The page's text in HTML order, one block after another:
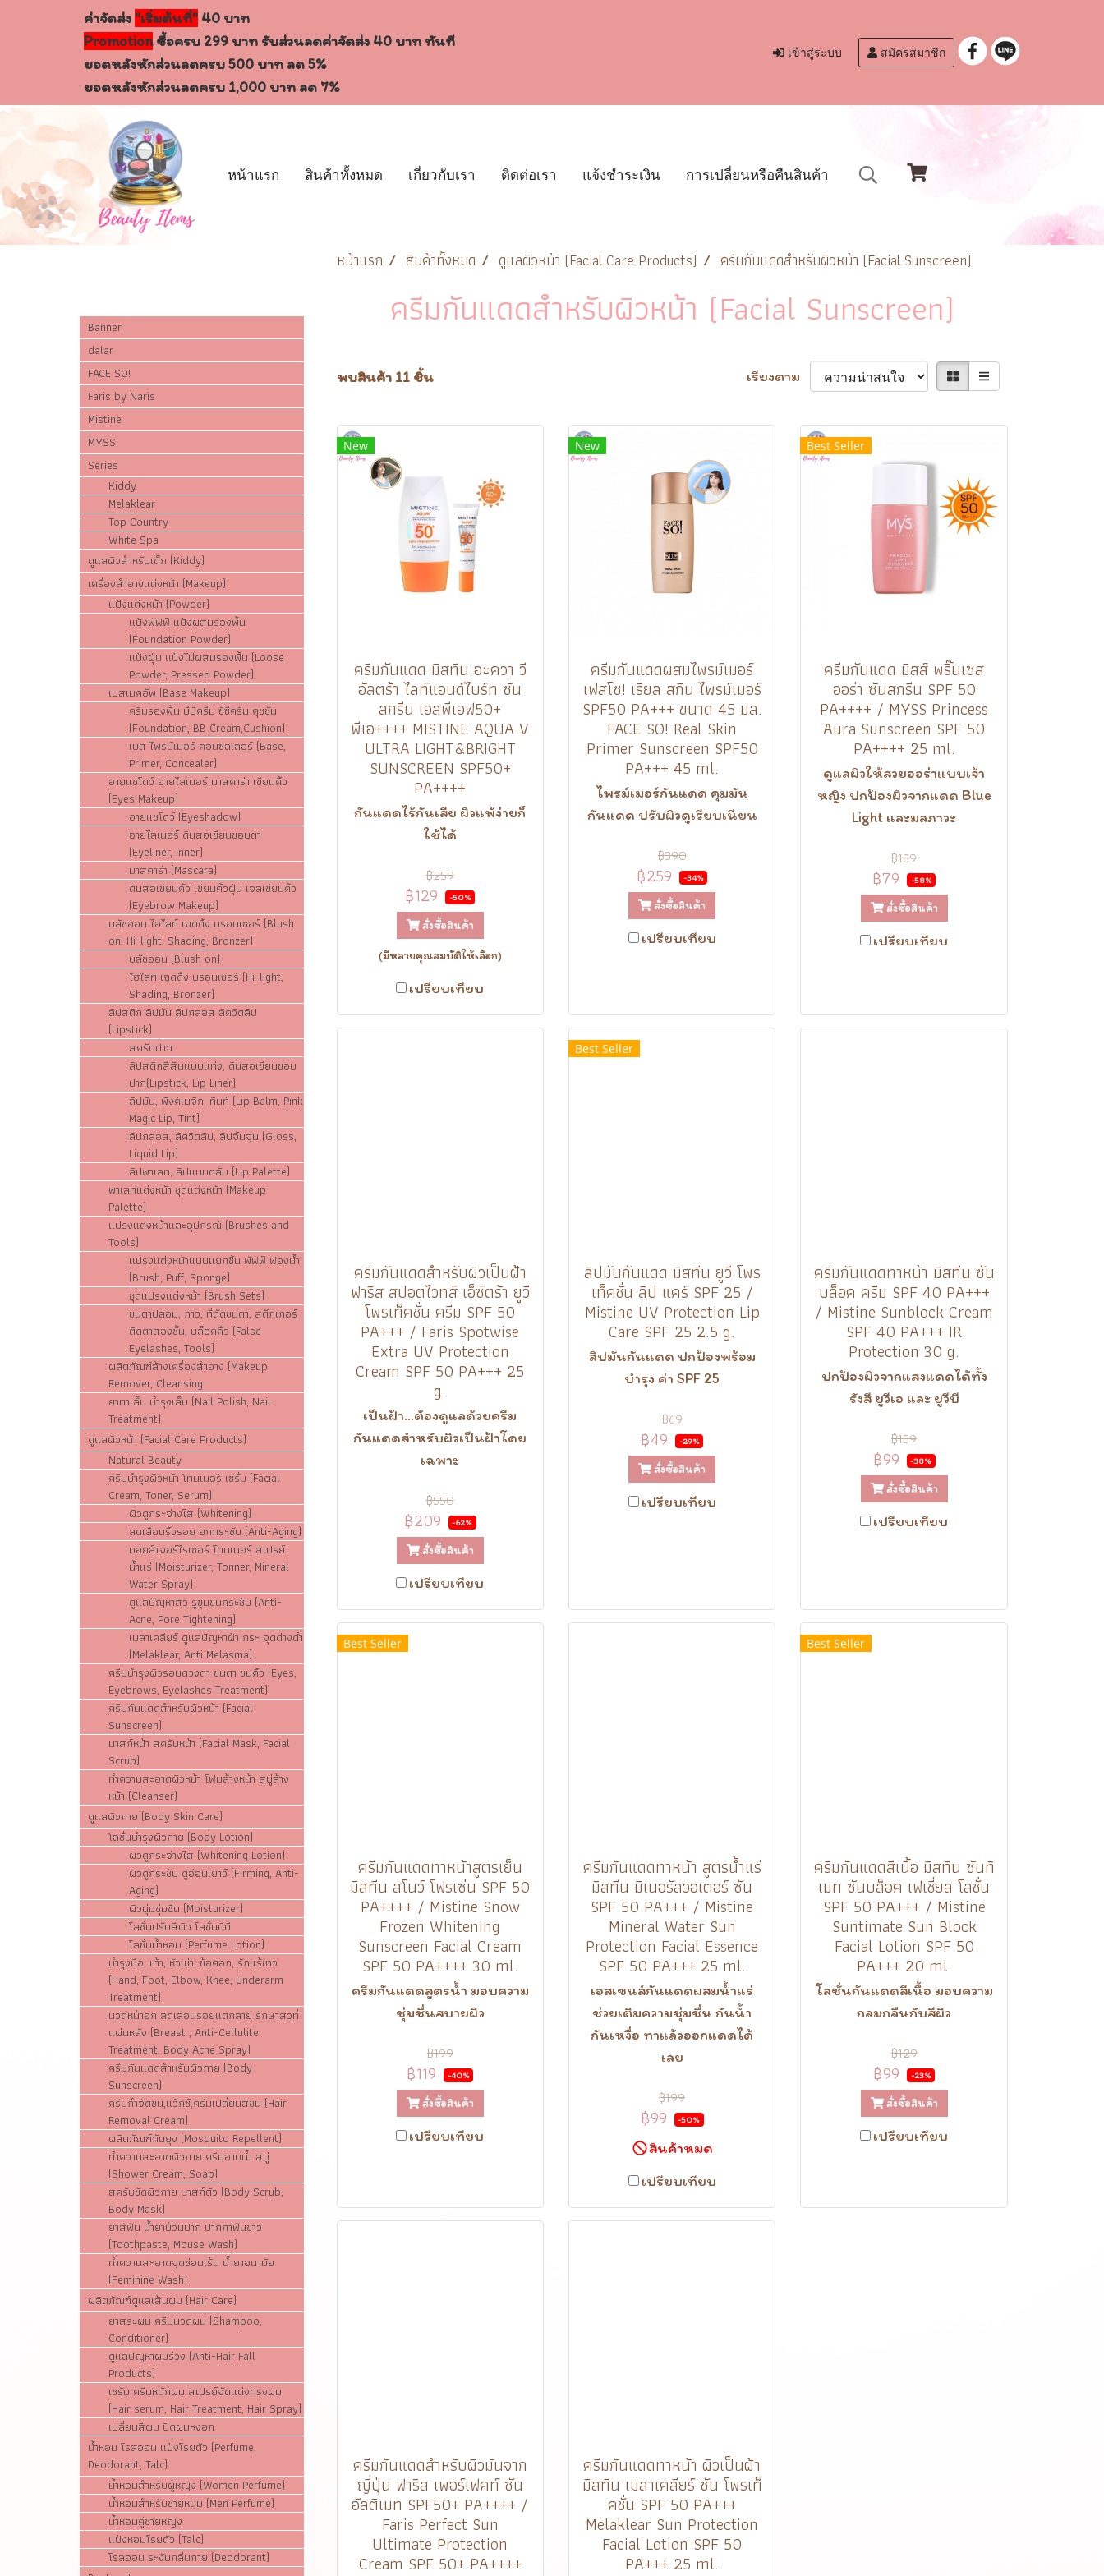
ค่าจัดส่ง "เริ่มต้นที่" 40 บาท
Promotionซื้อครบ 299 บาท รับส่วนลดค่าจัดส่ง 40 บาท ทันที
ยอดหลังหักส่วนลดครบ 500 บาท ลด 5%
ยอดหลังหักส่วนลดครบ 1,000 บาท ลด 7%
เข้าสู่ระบบ สมัครสมาชิก
หน้าแรก สินค้าทั้งหมด เกี่ยวกับเรา ติดต่อเรา แจ้งชำระเงิน การเปลี่ยนหรือคืนสินค้า
หน้าแรก สินค้าทั้งหมด ดูแลผิวหน้า (Facial Care Products) ครีมกันแดดสำหรับผิวหน้า (Facial Sunscreen)
ครีมกันแดดสำหรับผิวหน้า (Facial Sunscreen)
พบสินค้า 11 ชิ้น เรียงตาม
New
ครีมกันแดด มิสทีน อะควา วี
อัลตร้า ไลท์แอนด์ไบร์ท ซัน
สกรีน เอสพีเอฟ50+
พีเอ++++ MISTINE AQUA V
ULTRA LIGHT&BRIGHT
SUNSCREEN SPF50+
PA++++
กันแดดไร้กันเสีย ผิวแพ้ง่ายก็
ใช้ได้
฿259
฿129 -50%
สั่งซื้อสินค้า
(มีหลายคุณสมบัติให้เลือก)
เปรียบเทียบ
New
ครีมกันแดดผสมไพรม์เมอร์
เฟสโซ! เรียล สกิน ไพรม์เมอร์
SPF50 PA+++ ขนาด 45 มล.
FACE SO! Real Skin
Primer Sunscreen SPF50
PA+++ 45 ml.
ไพรม์เมอร์กันแดด คุมมัน
กันแดด ปรับผิวดูเรียบเนียน
฿390
฿259 -34%
สั่งซื้อสินค้า
เปรียบเทียบ
Best Seller
ครีมกันแดด มิสส์ พริ๊นเซส
ออร่า ซันสกรีน SPF 50
PA++++ / MYSS Princess
Aura Sunscreen SPF 50
PA++++ 25 ml.
ดูแลผิวให้สวยออร่าแบบเจ้า
หญิง ปกป้องผิวจากแดด Blue
Light และมลภาวะ
฿189
฿79 -58%
สั่งซื้อสินค้า
เปรียบเทียบ
ครีมกันแดดสำหรับผิวเป็นฝ้า
ฟาริส สปอตไวทส์ เอ็ซ์ตร้า ยูวี
โพรเท็คชั่น ครีม SPF 50
PA+++ / Faris Spotwise
Extra UV Protection
Cream SPF 50 PA+++ 25
g.
เป็นฝ้า...ต้องดูแลด้วยครีม
กันแดดสำหรับผิวเป็นฝ้าโดย
เฉพาะ
฿550
฿209 -62%
สั่งซื้อสินค้า
เปรียบเทียบ
Best Seller
ลิปมันกันแดด มิสทีน ยูวี โพร
เท็คชั่น ลิป แคร์ SPF 25 /
Mistine UV Protection Lip
Care SPF 25 2.5 g.
ลิปมันกันแดด ปกป้องพร้อม
บำรุง ค่า SPF 25
฿69
฿49 -29%
สั่งซื้อสินค้า
เปรียบเทียบ
ครีมกันแดดทาหน้า มิสทีน ซัน
บล็อค ครีม SPF 40 PA+++
/ Mistine Sunblock Cream
SPF 40 PA+++ IR
Protection 30 g.
ปกป้องผิวจากแสงแดดได้ทั้ง
รังสี ยูวีเอ และ ยูวีบี
฿159
฿99 -38%
สั่งซื้อสินค้า
เปรียบเทียบ
Best Seller
ครีมกันแดดทาหน้าสูตรเย็น
มิสทีน สโนว์ โฟรเซ่น SPF 50
PA++++ / Mistine Snow
Frozen Whitening
Sunscreen Facial Cream
SPF 50 PA++++ 30 ml.
ครีมกันแดดสูตรน้ำ มอบความ
ชุ่มชื่นสบายผิว
฿199
฿119 -40%
สั่งซื้อสินค้า
เปรียบเทียบ
ครีมกันแดดทาหน้า สูตรน้ำแร่
มิสทีน มิเนอรัลวอเตอร์ ซัน
SPF 50 PA+++ / Mistine
Mineral Water Sun
Protection Facial Essence
SPF 50 PA+++ 25 ml.
เอสเซนส์กันแดดผสมน้ำแร่
ช่วยเติมความชุ่มชื่น กันน้ำ
กันเหงื่อ ทาแล้วออกแดดได้
เลย
฿199
฿99 -50%
สินค้าหมด
เปรียบเทียบ
Best Seller
ครีมกันแดดสีเนื้อ มิสทีน ซันทิ
เมท ซันบล็อค เฟเชี่ยล โลชั่น
SPF 50 PA+++ / Mistine
Suntimate Sun Block
Facial Lotion SPF 50
PA+++ 20 ml.
โลชั่นกันแดดสีเนื้อ มอบความ
กลมกลืนกับสีผิว
฿129
฿99 -23%
สั่งซื้อสินค้า
เปรียบเทียบ
ครีมกันแดดสำหรับผิวมันจาก
ญี่ปุ่น ฟาริส เพอร์เฟคท์ ซัน
อัลติเมท SPF50+ PA++++ /
Faris Perfect Sun
Ultimate Protection
Cream SPF 50+ PA++++
ครีมกันแดดทาหน้า ผิวเป็นฝ้า
มิสทีน เมลาเคลียร์ ซัน โพรเท็
คชั่น SPF 50 PA+++
Melaklear Sun Protection
Facial Lotion SPF 50
PA+++ 25 ml.
Banner
dalar
FACE SO!
Faris by Naris
Mistine
MYSS
Series
Kiddy
Melaklear
Top Country
White Spa
ดูแลผิวสำหรับเด็ก (Kiddy)
เครื่องสำอางแต่งหน้า (Makeup)
แป้งแต่งหน้า (Powder)
แป้งพัฟฟ์ แป้งผสมรองพื้น
(Foundation Powder)
แป้งฝุ่น แป้งไม่ผสมรองพื้น (Loose
Powder, Pressed Powder)
เบสเมคอัพ (Base Makeup)
ครีมรองพื้น บีบีครีม ซีซีครีม คุชชั่น
(Foundation, BB Cream,Cushion)
เบส ไพรม์เมอร์ คอนซีลเลอร์ (Base,
Primer, Concealer)
อายแชโดว์ อายไลเนอร์ มาสคาร่า เขียนคิ้ว
(Eyes Makeup)
อายแชโดว์ (Eyeshadow)
อายไลเนอร์ ดินสอเขียนขอบตา
(Eyeliner, Inner)
มาสคาร่า (Mascara)
ดินสอเขียนคิ้ว เขียนคิ้วฝุ่น เจลเขียนคิ้ว
(Eyebrow Makeup)
บลัชออน ไฮไลท์ เฉดดิ้ง บรอนเซอร์ (Blush
on, Hi-light, Shading, Bronzer)
บลัชออน (Blush on)
ไฮไลท์ เฉดดิ้ง บรอนเซอร์ (Hi-light,
Shading, Bronzer)
ลิปสติก ลิปมัน ลิปกลอส ลิควิดลิป
(Lipstick)
สครับปาก
ลิปสติกสีสันแบบแท่ง, ดินสอเขียนขอบ
ปาก(Lipstick, Lip Liner)
ลิปมัน, พิงค์เมจิก, ทินท์ (Lip Balm, Pink
Magic Lip, Tint)
ลิปกลอส, ลิควิดลิป, ลิปจิ้มจุ่ม (Gloss,
Liquid Lip)
ลิปพาเลท, ลิปแบบตลับ (Lip Palette)
พาเลทแต่งหน้า ชุดแต่งหน้า (Makeup
Palette)
แปรงแต่งหน้าและอุปกรณ์ (Brushes and
Tools)
แปรงแต่งหน้าแบบแยกชิ้น พัฟฟ์ ฟองน้ำ
(Brush, Puff, Sponge)
ชุดแปรงแต่งหน้า (Brush Sets)
ขนตาปลอม, กาว, ที่ดัดขนตา, สติ๊กเกอร์
ติดตาสองชั้น, บล็อคคิ้ว (False
Eyelashes, Tools)
ผลิตภัณฑ์ล้างเครื่องสำอาง (Makeup
Remover, Cleansing
ยาทาเล็บ บำรุงเล็บ (Nail Polish, Nail
Treatment)
ดูแลผิวหน้า (Facial Care Products)
Natural Beauty
ครีมบำรุงผิวหน้า โทนเนอร์ เซรั่ม (Facial
Cream, Toner, Serum)
ผิวดูกระจ่างใส (Whitening)
ลดเลือนริ้วรอย ยกกระชับ (Anti-Aging)
มอยส์เจอร์ไรเซอร์ โทนเนอร์ สเปรย์
น้ำแร่ (Moisturizer, Tonner, Mineral
Water Spray)
ดูแลปัญหาสิว รูขุมขนกระชับ (Anti-
Acne, Pore Tightening)
เมลาเคลียร์ ดูแลปัญหาฝ้า กระ จุดด่างดำ
(Melaklear, Anti Melasma)
ครีมบำรุงผิวรอบดวงตา ขนตา ขนคิ้ว (Eyes,
Eyebrows, Eyelashes Treatment)
ครีมกันแดดสำหรับผิวหน้า (Facial
Sunscreen)
มาสก์หน้า สครับหน้า (Facial Mask, Facial
Scrub)
ทำความสะอาดผิวหน้า โฟมล้างหน้า สบู่ล้าง
หน้า (Cleanser)
ดูแลผิวกาย (Body Skin Care)
โลชั่นบำรุงผิวกาย (Body Lotion)
ผิวดูกระจ่างใส (Whitening Lotion)
ผิวดูกระชับ ดูอ่อนเยาว์ (Firming, Anti-
Aging)
ผิวนุ่มชุ่มชื่น (Moisturizer)
โลชั่นปรับสีผิว โลชั่นบีบี
โลชั่นน้ำหอม (Perfume Lotion)
บำรุงมือ, เท้า, หัวเข่า, ข้อศอก, รักแร้ขาว
(Hand, Foot, Elbow, Knee, Underarm
Treatment)
นวดหน้าอก ลดเลือนรอยแตกลาย รักษาสิวที่
แผ่นหลัง (Breast , Anti-Cellulite
Treatment, Body Acne Spray)
ครีมกันแดดสำหรับผิวกาย (Body
Sunscreen)
ครีมกำจัดขน,แว๊กซ์,ครีมเปลี่ยนสีขน (Hair
Removal Cream)
ผลิตภัณฑ์กันยุง (Mosquito Repellent)
ทำความสะอาดผิวกาย ครีมอาบน้ำ สบู่
(Shower Cream, Soap)
สครับขัดผิวกาย มาสก์ตัว (Body Scrub,
Body Mask)
ยาสีฟัน น้ำยาบ้วนปาก ปากกาฟันขาว
(Toothpaste, Mouse Wash)
ทำความสะอาดจุดซ่อนเร้น น้ำยาอนามัย
(Feminine Wash)
ผลิตภัณฑ์ดูแลเส้นผม (Hair Care)
ยาสระผม ครีมนวดผม (Shampoo,
Conditioner)
ดูแลปัญหาผมร่วง (Anti-Hair Fall
Products)
เซรั่ม ครีมหมักผม สเปรย์จัดแต่งทรงผม
(Hair serum, Hair Treatment, Hair Spray)
เปลี่ยนสีผม ปิดผมหงอก
น้ำหอม โรลออน แป้งโรยตัว (Perfume,
Deodorant, Talc)
น้ำหอมสำหรับผู้หญิง (Women Perfume)
น้ำหอมสำหรับชายหนุ่ม (Men Perfume)
น้ำหอมคู่ชายหญิง
แป้งหอมโรยตัว (Talc)
โรลออน ระงับกลิ่นกาย (Deodorant)